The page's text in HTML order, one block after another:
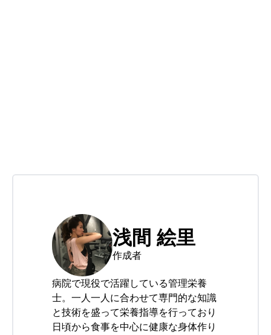
浅間 絵里
作成者
病院で現役で活躍している管理栄養
士。一人一人に合わせて専門的な知識
と技術を盛って栄養指導を行っており
日頃から食事を中心に健康な身体作り